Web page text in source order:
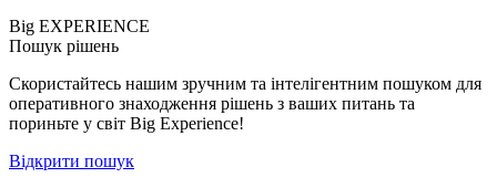
Big EXPERIENCE
Пошук рішень
Скористайтесь нашим зручним та інтелігентним пошуком для
оперативного знаходження рішень з ваших питань та
пориньте у світ Big Experience!
Відкрити пошук